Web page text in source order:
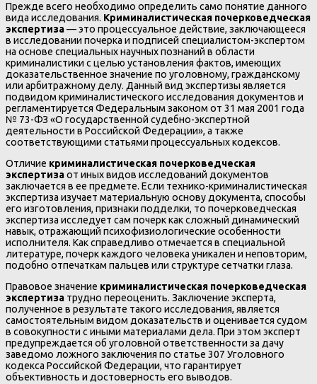
Прежде всего необходимо определить само понятие данного
вида исследования. Криминалистическая почерковедческая
экспертиза— это процессуальное действие, заключающееся
в исследовании почерка и подписей специалистом-экспертом
на основе специальных научных познаний в области
криминалистики с целью установления фактов, имеющих
доказательственное значение по уголовному, гражданскому
или арбитражному делу. Данный вид экспертизы является
подвидом криминалистического исследования документов и
регламентируется Федеральным законом от 31 мая 2001 года
№ 73-ФЗ «О государственной судебно-экспертной
деятельности в Российской Федерации», а также
соответствующими статьями процессуальных кодексов.
Отличие криминалистическая почерковедческая
экспертизаот иных видов исследований документов
заключается в ее предмете. Если технико-криминалистическая
экспертиза изучает материальную основу документа, способы
его изготовления, признаки подделки, то почерковедческая
экспертиза исследует сам почерк как сложный динамический
навык, отражающий психофизиологические особенности
исполнителя. Как справедливо отмечается в специальной
литературе, почерк каждого человека уникален и неповторим,
подобно отпечаткам пальцев или структуре сетчатки глаза.
Правовое значение криминалистическая почерковедческая
экспертиза трудно переоценить. Заключение эксперта,
полученное в результате такого исследования, является
самостоятельным видом доказательств и оценивается судом
в совокупности с иными материалами дела. При этом эксперт
предупреждается об уголовной ответственности за дачу
заведомо ложного заключения по статье 307 Уголовного
кодекса Российской Федерации, что гарантирует
объективность и достоверность его выводов.